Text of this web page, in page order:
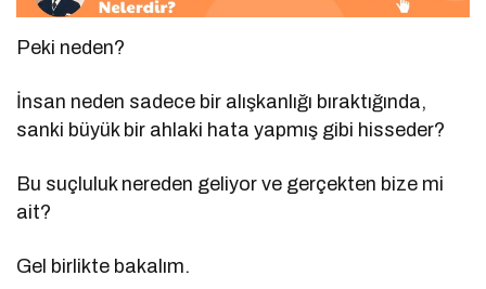
Peki neden?
İnsan neden sadece bir alışkanlığı bıraktığında,
sanki büyük bir ahlaki hata yapmış gibi hisseder?
Bu suçluluk nereden geliyor ve gerçekten bize mi
ait?
Gel birlikte bakalım.